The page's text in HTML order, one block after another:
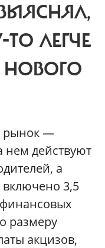
ВЫЯСНЯЛ,
ЛЕГЧЕ
рынок —
нем действуют
а
включено 3,5
размеру
акцизов,